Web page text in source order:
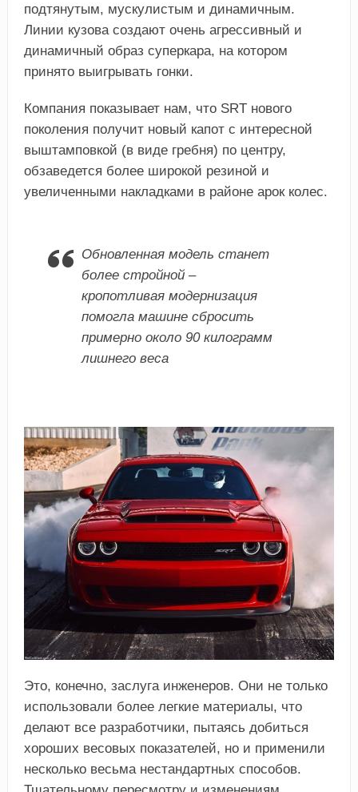
подтянутым, мускулистым и динамичным.
Линии кузова создают очень агрессивный и
динамичный образ суперкара, на котором
принято выигрывать гонки.
Компания показывает нам, что SRT нового
поколения получит новый капот с интересной
выштамповкой (в виде гребня) по центру,
обзаведется более широкой резиной и
увеличенными накладками в районе арок колес.
Обновленная модель станет
более стройной –
кропотливая модернизация
помогла машине сбросить
примерно около 90 килограмм
лишнего веса
Это, конечно, заслуга инженеров. Они не только
использовали более легкие материалы, что
делают все разработчики, пытаясь добиться
хороших весовых показателей, но и применили
несколько весьма нестандартных способов.